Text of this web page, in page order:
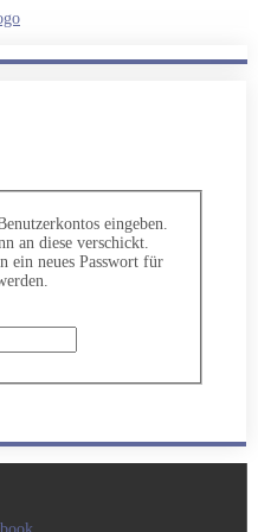
eingeben.
an diese verschickt.
ein neues Passwort für